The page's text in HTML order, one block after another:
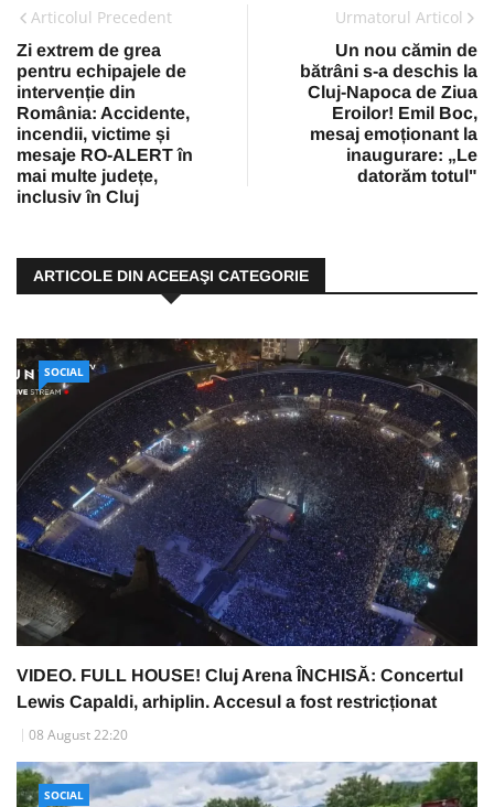
Articolul Precedent
Zi extrem de grea
pentru echipajele de
intervenție din
România: Accidente,
incendii, victime și
mesaje RO-ALERT în
mai multe județe,
inclusiv în Cluj
Urmatorul Articol
Un nou cămin de
bătrâni s-a deschis la
Cluj-Napoca de Ziua
Eroilor! Emil Boc,
mesaj emoționant la
inaugurare: „Le
datorăm totul"
ARTICOLE DIN ACEEAŞI CATEGORIE
SOCIAL
VIDEO. FULL HOUSE! Cluj Arena ÎNCHISĂ: Concertul
Lewis Capaldi, arhiplin. Accesul a fost restricționat
08 August 22:20
SOCIAL